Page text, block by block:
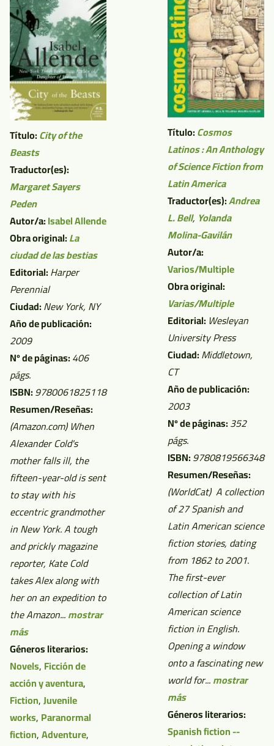
Título:City of the
Beasts
Traductor(es):
Margaret Sayers
Peden
Autor/a:Isabel Allende
Obra original:La
ciudad de las bestias
Editorial:Harper
Perennial
Ciudad:New York, NY
Año de publicación:
2009
Nº de páginas:406
págs.
ISBN:9780061825118
Resumen/Reseñas:
(Amazon.com)When
Alexander Cold's
mother falls ill, the
fifteen-year-old is sent
to stay with his
eccentric grandmother
in New York. A tough
and prickly magazine
reporter, Kate Cold
takes Alex along with
her on an expedition to
the Amazon...mostrar
más
Géneros literarios:
Novels, Ficción de
acción y aventura,
Fiction,Juvenile
works, Paranormal
fiction,Adventure,
Título:Cosmos
Latinos : An Anthology
of Science Fiction from
Latin America
Traductor(es):Andrea
L. Bell, Yolanda
Molina-Gavilán
Autor/a:
Varios/Multiple
Obra original:
Varias/Multiple
Editorial: Wesleyan
University Press
Ciudad:Middletown,
CT
Año de publicación:
2003
Nº de páginas:352
págs.
ISBN:9780819566348
Resumen/Reseñas:
(WorldCat)A collection
of 27 Spanish and
Latin American science
fiction stories, dating
from 1862 to 2001.
The first-ever
collection of Latin
American science
fiction in English.
Opening a window
onto a fascinating new
world for...mostrar
más
Géneros literarios:
Spanish fiction --